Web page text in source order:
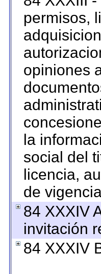
permisos,
opiniones
la
social del
licencia,
de
84 XXXIV
invitación
84 XXXIV